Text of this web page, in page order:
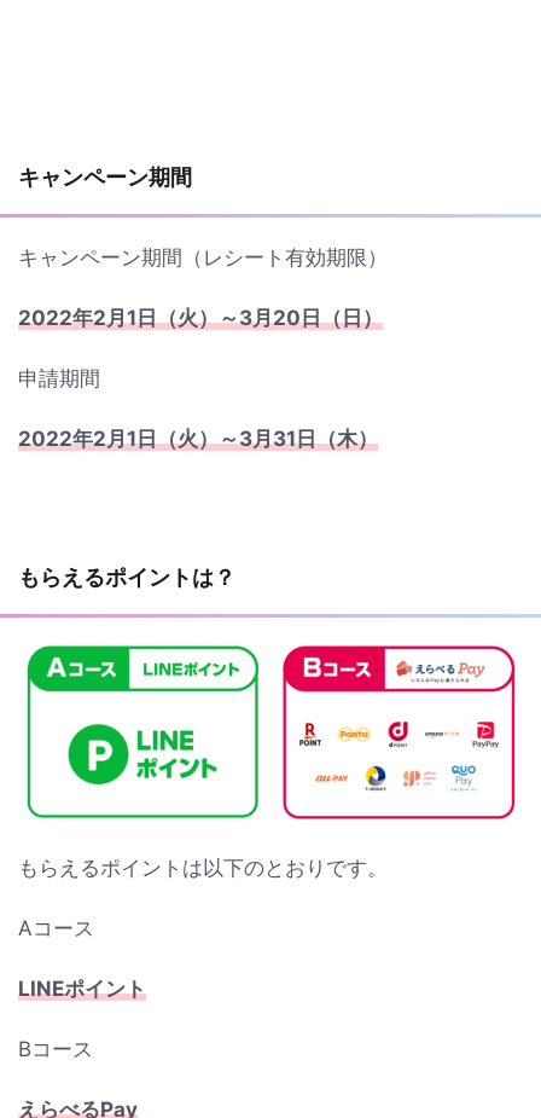
キャンペーン期間
キャンペーン期間（レシート有効期限）
2022年2月1日（火）～3月20日（日）
申請期間
2022年2月1日（火）～3月31日（木）
もらえるポイントは？
もらえるポイントは以下のとおりです。
Aコース
LINEポイント
Bコース
えらべるPay